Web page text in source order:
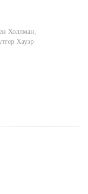
Холлман,
Хауэр